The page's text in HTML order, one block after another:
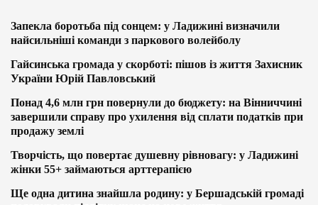
Запекла боротьба під сонцем: у Ладижині визначили
найсильніші команди з паркового волейболу
Гайсинська громада у скорботі: пішов із життя Захисник
України Юрій Павловський
Понад 4,6 млн грн повернули до бюджету: на Вінниччині
завершили справу про ухилення від сплати податків при
продажу землі
Творчість, що повертає душевну рівновагу: у Ладижині
жінки 55+ займаються арттерапією
Ще одна дитина знайшла родину: у Бершадській громаді